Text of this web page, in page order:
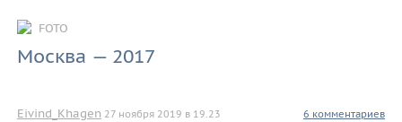
FOTO
Москва — 2017
Eivind_Khagen 27 ноября 2019 в 19.23 6 комментариев